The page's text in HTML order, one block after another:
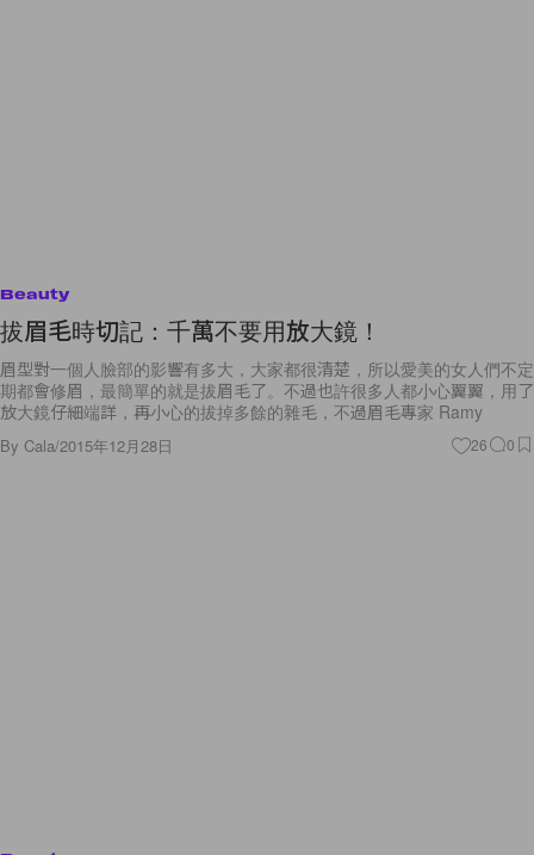
Beauty
拔眉毛時切記：千萬不要用放大鏡！
眉型對一個人臉部的影響有多大，大家都很清楚，所以愛美的女人們不定
期都會修眉，最簡單的就是拔眉毛了。不過也許很多人都小心翼翼，用了
放大鏡仔細端詳，再小心的拔掉多餘的雜毛，不過眉毛專家 Ramy
By Cala/2015年12月28日 26 0